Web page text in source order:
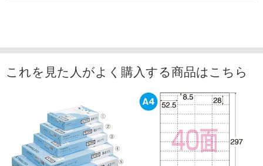
これを見た人がよく購入する商品はこちら